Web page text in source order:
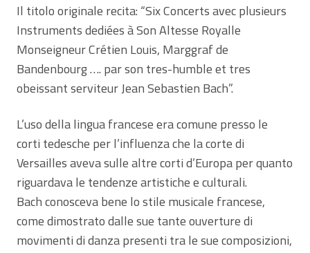
Il titolo originale recita: “Six Concerts avec plusieurs
Instruments dediées à Son Altesse Royalle
Monseigneur Crétien Louis, Marggraf de
Bandenbourg …. par son tres-humble et tres
obeissant serviteur Jean Sebastien Bach”.
L’uso della lingua francese era comune presso le
corti tedesche per l’influenza che la corte di
Versailles aveva sulle altre corti d’Europa per quanto
riguardava le tendenze artistiche e culturali.
Bach conosceva bene lo stile musicale francese,
come dimostrato dalle sue tante ouverture di
movimenti di danza presenti tra le sue composizioni,